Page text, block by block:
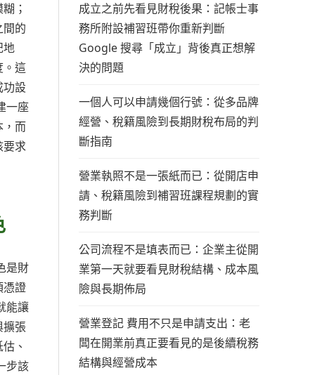
；
的
地
。這
設
一座
，而
要求
是財
憑證
能讓
擴張
、
步該
成立之前先看見財稅後果：記帳士事
務所附設補習班帶你重新判斷
Google 搜尋「成立」背後真正想解
決的問題
一個人可以申請幾個行號：從多品牌
經營、稅籍風險到長期財稅布局的判
斷指南
營業執照不是一張紙而已：從開店申
請、稅籍風險到補習班課程規劃的實
務判斷
公司流程不是填表而已：企業主從開
業第一天就要看見財稅結構、成本風
險與長期佈局
營業登記 費用不只是申請支出：老
闆在開業前真正要看見的是後續稅務
結構與經營成本